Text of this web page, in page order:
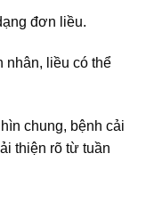
đơn liều.
nhân, liều có thể
chung, bệnh cải
thiện rõ từ tuần